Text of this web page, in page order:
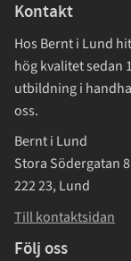
Kontakt
Hos Bernt i Lund
hög kvalitet sedan
utbildning i
oss.
Bernt i Lund
Stora Södergatan 8
222 23, Lund
Till kontaktsidan
Följ oss